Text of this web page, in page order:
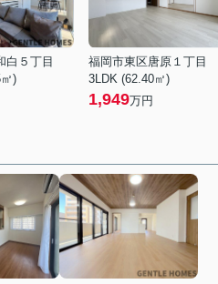
白５丁目
)
福岡市東区唐原１丁目
3LDK (62.40㎡)
1,949万円